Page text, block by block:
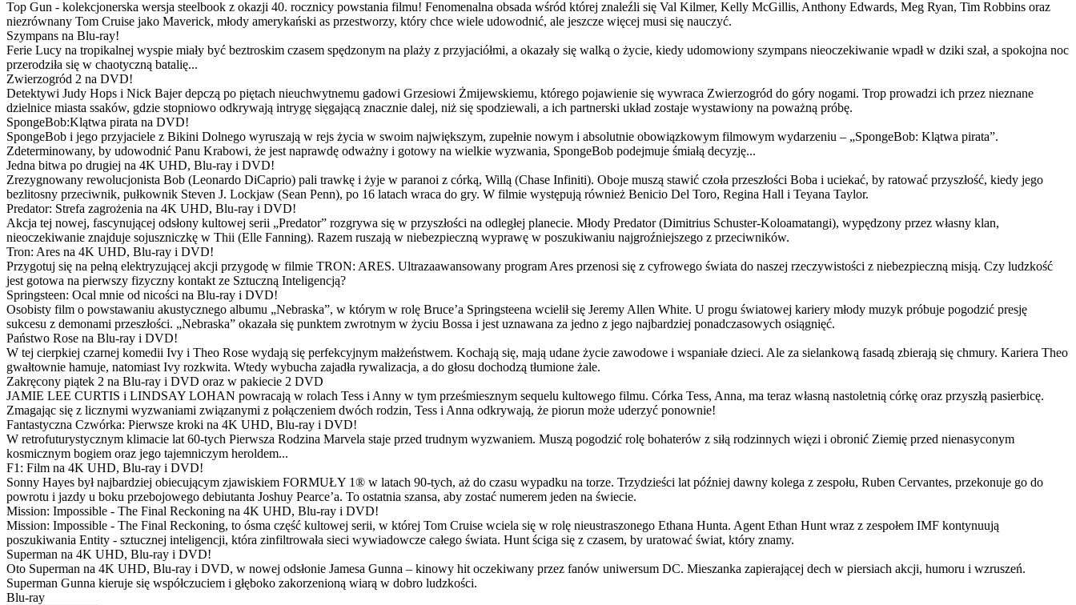
Top Gun - kolekcjonerska wersja steelbook z okazji 40. rocznicy powstania filmu! Fenomenalna obsada wśród której znaleźli się Val Kilmer, Kelly McGillis, Anthony Edwards, Meg Ryan, Tim Robbins oraz
niezrównany Tom Cruise jako Maverick, młody amerykański as przestworzy, który chce wiele udowodnić, ale jeszcze więcej musi się nauczyć.
Szympans na Blu-ray!
Ferie Lucy na tropikalnej wyspie miały być beztroskim czasem spędzonym na plaży z przyjaciółmi, a okazały się walką o życie, kiedy udomowiony szympans nieoczekiwanie wpadł w dziki szał, a spokojna noc
przerodziła się w chaotyczną batalię...
Zwierzogród 2 na DVD!
Detektywi Judy Hops i Nick Bajer depczą po piętach nieuchwytnemu gadowi Grzesiowi Żmijewskiemu, którego pojawienie się wywraca Zwierzogród do góry nogami. Trop prowadzi ich przez nieznane
dzielnice miasta ssaków, gdzie stopniowo odkrywają intrygę sięgającą znacznie dalej, niż się spodziewali, a ich partnerski układ zostaje wystawiony na poważną próbę.
SpongeBob:Klątwa pirata na DVD!
SpongeBob i jego przyjaciele z Bikini Dolnego wyruszają w rejs życia w swoim największym, zupełnie nowym i absolutnie obowiązkowym filmowym wydarzeniu – „SpongeBob: Klątwa pirata”.
Zdeterminowany, by udowodnić Panu Krabowi, że jest naprawdę odważny i gotowy na wielkie wyzwania, SpongeBob podejmuje śmiałą decyzję...
Jedna bitwa po drugiej na 4K UHD, Blu-ray i DVD!
Zrezygnowany rewolucjonista Bob (Leonardo DiCaprio) pali trawkę i żyje w paranoi z córką, Willą (Chase Infiniti). Oboje muszą stawić czoła przeszłości Boba i uciekać, by ratować przyszłość, kiedy jego
bezlitosny przeciwnik, pułkownik Steven J. Lockjaw (Sean Penn), po 16 latach wraca do gry. W filmie występują również Benicio Del Toro, Regina Hall i Teyana Taylor.
Predator: Strefa zagrożenia na 4K UHD, Blu-ray i DVD!
Akcja tej nowej, fascynującej odsłony kultowej serii „Predator” rozgrywa się w przyszłości na odległej planecie. Młody Predator (Dimitrius Schuster-Koloamatangi), wypędzony przez własny klan,
nieoczekiwanie znajduje sojuszniczkę w Thii (Elle Fanning). Razem ruszają w niebezpieczną wyprawę w poszukiwaniu najgroźniejszego z przeciwników.
Tron: Ares na 4K UHD, Blu-ray i DVD!
Przygotuj się na pełną elektryzującej akcji przygodę w filmie TRON: ARES. Ultrazaawansowany program Ares przenosi się z cyfrowego świata do naszej rzeczywistości z niebezpieczną misją. Czy ludzkość
jest gotowa na pierwszy fizyczny kontakt ze Sztuczną Inteligencją?
Springsteen: Ocal mnie od nicości na Blu-ray i DVD!
Osobisty film o powstawaniu akustycznego albumu „Nebraska”, w którym w rolę Bruce’a Springsteena wcielił się Jeremy Allen White. U progu światowej kariery młody muzyk próbuje pogodzić presję
sukcesu z demonami przeszłości. „Nebraska” okazała się punktem zwrotnym w życiu Bossa i jest uznawana za jedno z jego najbardziej ponadczasowych osiągnięć.
Państwo Rose na Blu-ray i DVD!
W tej cierpkiej czarnej komedii Ivy i Theo Rose wydają się perfekcyjnym małżeństwem. Kochają się, mają udane życie zawodowe i wspaniałe dzieci. Ale za sielankową fasadą zbierają się chmury. Kariera Theo
gwałtownie hamuje, natomiast Ivy rozkwita. Wtedy wybucha zajadła rywalizacja, a do głosu dochodzą tłumione żale.
Zakręcony piątek 2 na Blu-ray i DVD oraz w pakiecie 2 DVD
JAMIE LEE CURTIS i LINDSAY LOHAN powracają w rolach Tess i Anny w tym prześmiesznym sequelu kultowego filmu. Córka Tess, Anna, ma teraz własną nastoletnią córkę oraz przyszłą pasierbicę.
Zmagając się z licznymi wyzwaniami związanymi z połączeniem dwóch rodzin, Tess i Anna odkrywają, że piorun może uderzyć ponownie!
Fantastyczna Czwórka: Pierwsze kroki na 4K UHD, Blu-ray i DVD!
W retrofuturystycznym klimacie lat 60-tych Pierwsza Rodzina Marvela staje przed trudnym wyzwaniem. Muszą pogodzić rolę bohaterów z siłą rodzinnych więzi i obronić Ziemię przed nienasyconym
kosmicznym bogiem oraz jego tajemniczym heroldem...
F1: Film na 4K UHD, Blu-ray i DVD!
Sonny Hayes był najbardziej obiecującym zjawiskiem FORMUŁY 1® w latach 90-tych, aż do czasu wypadku na torze. Trzydzieści lat później dawny kolega z zespołu, Ruben Cervantes, przekonuje go do
powrotu i jazdy u boku przebojowego debiutanta Joshuy Pearce’a. To ostatnia szansa, aby zostać numerem jeden na świecie.
Mission: Impossible - The Final Reckoning na 4K UHD, Blu-ray i DVD!
Mission: Impossible - The Final Reckoning, to ósma część kultowej serii, w której Tom Cruise wciela się w rolę nieustraszonego Ethana Hunta. Agent Ethan Hunt wraz z zespołem IMF kontynuują
poszukiwania Entity - sztucznej inteligencji, która zinfiltrowała sieci wywiadowcze całego świata. Hunt ściga się z czasem, by uratować świat, który znamy.
Superman na 4K UHD, Blu-ray i DVD!
Oto Superman na 4K UHD, Blu-ray i DVD, w nowej odsłonie Jamesa Gunna – kinowy hit oczekiwany przez fanów uniwersum DC. Mieszanka zapierającej dech w piersiach akcji, humoru i wzruszeń.
Superman Gunna kieruje się współczuciem i głęboko zakorzenioną wiarą w dobro ludzkości.
Blu-ray